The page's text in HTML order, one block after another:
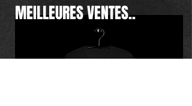
MEILLEURES VENTES..